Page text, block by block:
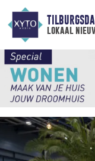
lokaal